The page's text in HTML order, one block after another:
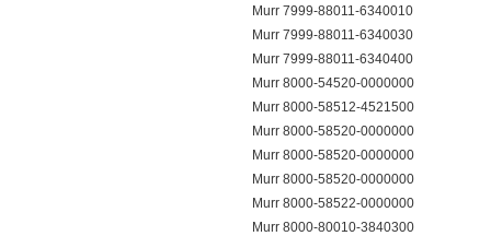
Murr 7999-88011-6340010
Murr 7999-88011-6340030
Murr 7999-88011-6340400
Murr 8000-54520-0000000
Murr 8000-58512-4521500
Murr 8000-58520-0000000
Murr 8000-58520-0000000
Murr 8000-58520-0000000
Murr 8000-58522-0000000
Murr 8000-80010-3840300